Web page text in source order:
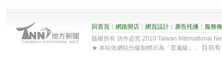
回首頁 網路開店 網頁設計 廣告托播
服務
版權所有 仿作必究 2010 Taiwan International
★ 本站依網站分級制標示為「普遍級」。
目前